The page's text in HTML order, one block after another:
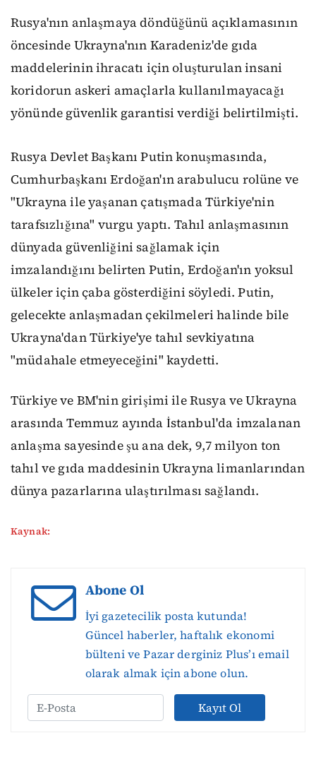
Rusya'nın anlaşmaya döndüğünü açıklamasının
öncesinde Ukrayna'nın Karadeniz'de gıda
maddelerinin ihracatı için oluşturulan insani
koridorun askeri amaçlarla kullanılmayacağı
yönünde güvenlik garantisi verdiği belirtilmişti.
Rusya Devlet Başkanı Putin konuşmasında,
Cumhurbaşkanı Erdoğan'ın arabulucu rolüne ve
"Ukrayna ile yaşanan çatışmada Türkiye'nin
tarafsızlığına" vurgu yaptı. Tahıl anlaşmasının
dünyada güvenliğini sağlamak için
imzalandığını belirten Putin, Erdoğan'ın yoksul
ülkeler için çaba gösterdiğini söyledi. Putin,
gelecekte anlaşmadan çekilmeleri halinde bile
Ukrayna'dan Türkiye'ye tahıl sevkiyatına
"müdahale etmeyeceğini" kaydetti.
Türkiye ve BM'nin girişimi ile Rusya ve Ukrayna
arasında Temmuz ayında İstanbul'da imzalanan
anlaşma sayesinde şu ana dek, 9,7 milyon ton
tahıl ve gıda maddesinin Ukrayna limanlarından
dünya pazarlarına ulaştırılması sağlandı.
Kaynak:
Abone Ol
İyi gazetecilik posta kutunda!
Güncel haberler, haftalık ekonomi
bülteni ve Pazar derginiz Plus’ı email
olarak almak için abone olun.
Kayıt Ol